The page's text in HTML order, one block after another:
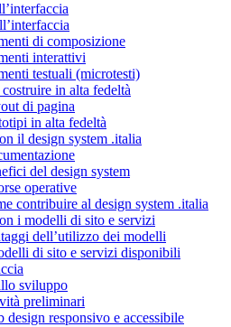
di composizione
interattivi
testuali (microtesti)
in alta fedeltà
di pagina
in alta fedeltà
il design system .italia
del design system
operative
contribuire al design system .italia
i modelli di sito e servizi
dell’utilizzo dei modelli
di sito e servizi disponibili
sviluppo
preliminari
design responsivo e accessibile